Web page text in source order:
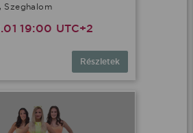
Szeghalom
19:00 UTC+2
Részletek